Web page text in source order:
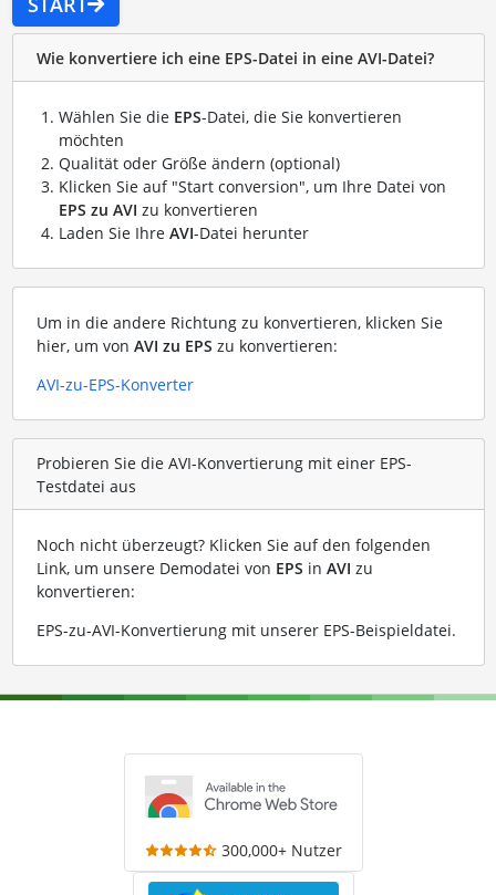
Wie konvertiere ich eine EPS-Datei in eine AVI-Datei?
Wählen Sie die EPS-Datei, die Sie konvertieren
möchten
Qualität oder Größe ändern (optional)
Klicken Sie auf "Start conversion", um Ihre Datei von
EPS zu AVI zu konvertieren
Laden Sie Ihre AVI-Datei herunter
Um in die andere Richtung zu konvertieren, klicken Sie
hier, um von AVI zu EPS zu konvertieren:
AVI-zu-EPS-Konverter
Probieren Sie die AVI-Konvertierung mit einer EPS-
Testdatei aus
Noch nicht überzeugt? Klicken Sie auf den folgenden
Link, um unsere Demodatei von EPS in AVI zu
konvertieren:
EPS-zu-AVI-Konvertierung mit unserer EPS-Beispieldatei.
300,000+ Nutzer